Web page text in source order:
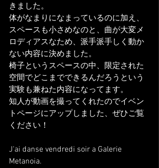
きました。
体がなまりになまっているのに加え、
スペースも小さめなのと、曲が大変メ
ロディアスなため、派手派手しく動か
ない内容に決めました。
椅子というスペースの中、限定された
空間でどこまでできるんだろうという
実験も兼ねた内容になってます。
知人が動画を撮ってくれたのでイベン
トページにアップしました、ぜひご覧
ください！
J'ai danse vendredi soir a Galerie
Metanoia.